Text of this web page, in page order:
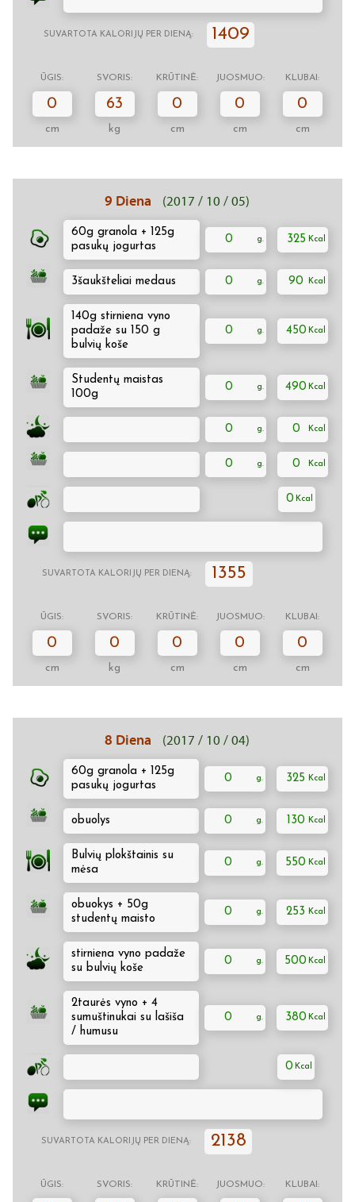
SUVARTOTA KALORIJŲ PER DIENĄ: 1409
ŪGIS: SVORIS: KRŪTINĖ: JUOSMUO: KLUBAI:
0
cm
63
kg
0
cm
0
cm
0
cm
9 Diena (2017 / 10 / 05)
60g granola + 125g
pasukų jogurtas
0 325
3šaukšteliai medaus 0 90
140g stirniena vyno
padaže su 150 g
bulvių koše
0 450
Studentų maistas
100g
0 490
0 0
0 0
0
SUVARTOTA KALORIJŲ PER DIENĄ: 1355
ŪGIS: SVORIS: KRŪTINĖ: JUOSMUO: KLUBAI:
0
cm
0
kg
0
cm
0
cm
0
cm
8 Diena (2017 / 10 / 04)
60g granola + 125g
pasukų jogurtas
0 325
obuolys 0 130
Bulvių plokštainis su
mėsa
0 550
obuokys + 50g
studentų maisto
0 253
stirniena vyno padaže
su bulvių koše
0 500
2taurės vyno + 4
sumuštinukai su lašiša
/ humusu
0 380
0
SUVARTOTA KALORIJŲ PER DIENĄ: 2138
ŪGIS: SVORIS: KRŪTINĖ: JUOSMUO: KLUBAI: